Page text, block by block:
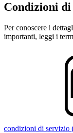
Condizioni
Per conoscere i
importanti, leggi i
condizioni di servizio